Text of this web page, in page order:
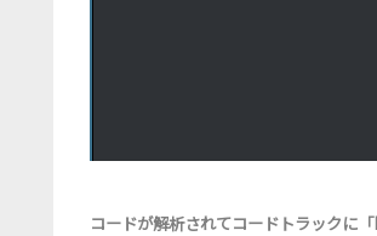
コードが解析されてコードトラックに